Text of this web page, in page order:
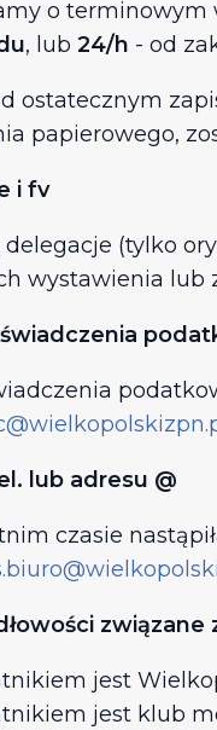
o terminowym
, lub 24/h - od
ostatecznym
papierowego,
i fv
delegacje (tylko
wystawienia lub
lub adresu @
czasie
związane
jest
jest klub